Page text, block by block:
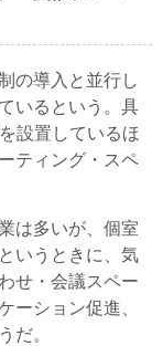
の導入と並行し
いるという。具
設置しているほ
ティング・スペ
は多いが、個室
いうときに、気
せ・会議スペー
ーション促進、
だ。